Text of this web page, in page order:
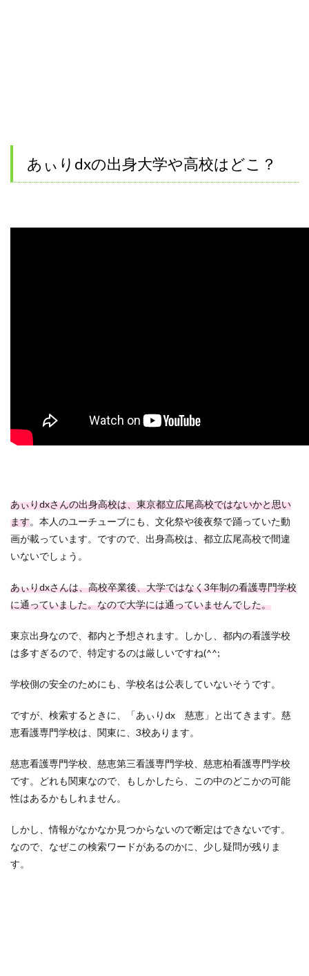
あぃりdxの出身大学や高校はどこ？
あぃりdxさんの出身高校は、東京都立広尾高校ではないかと思い
ます。本人のユーチューブにも、文化祭や後夜祭で踊っていた動
画が載っています。ですので、出身高校は、都立広尾高校で間違
いないでしょう。
あぃりdxさんは、高校卒業後、大学ではなく3年制の看護専門学校
に通っていました。なので大学には通っていませんでした。
東京出身なので、都内と予想されます。しかし、都内の看護学校
は多すぎるので、特定するのは厳しいですね(^^;
学校側の安全のためにも、学校名は公表していないそうです。
ですが、検索するときに、「あぃりdx 慈恵」と出てきます。慈
恵看護専門学校は、関東に、3校あります。
慈恵看護専門学校、慈恵第三看護専門学校、慈恵柏看護専門学校
です。どれも関東なので、もしかしたら、この中のどこかの可能
性はあるかもしれません。
しかし、情報がなかなか見つからないので断定はできないです。
なので、なぜこの検索ワードがあるのかに、少し疑問が残りま
す。